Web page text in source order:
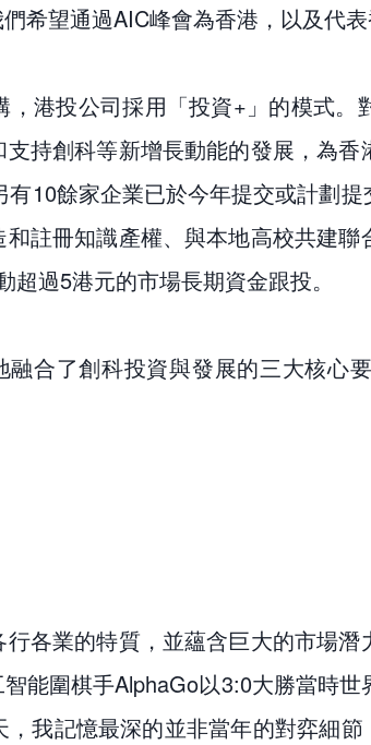
希望通過AIC峰會為香港，以及代表
港投公司採用「投資+」的模式
持創科等新增長動能的發展，為
10餘家企業已於今年提交或計劃
註冊知識產權、與本地高校共建
過5港元的市場長期資金跟投。
合了創科投資與發展的三大核心
各業的特質，並蘊含巨大的市場
能圍棋手AlphaGo以3:0大勝當時
我記憶最深的並非當年的對弈細